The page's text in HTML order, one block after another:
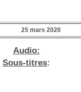
25 mars 2020
Audio:
Sous-titres: